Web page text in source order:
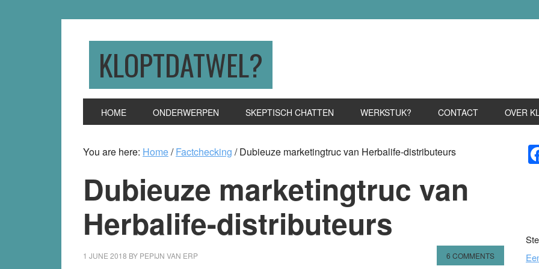
KLOPTDATWEL?
HOME ONDERWERPEN SKEPTISCH CHATTEN WERKSTUK? CONTACT OVER
You are here: Home/ Factchecking /Dubieuze marketingtruc van Herbalife-distributeurs
Dubieuze marketingtruc van
Herbalife-distributeurs
1 JUNE 2018 BY PEPIJN VAN ERP 6 COMMENTS